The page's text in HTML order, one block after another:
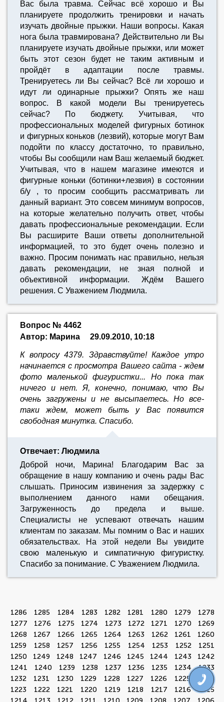
Вас была травма. Сейчас всё хорошо и Вы
планируете продолжить тренировки и начать
изучать двойные прыжки. Наши вопросы. Какая
нога была травмирована? Действительно ли Вы
планируете изучать двойные прыжки, или может
быть этот сезон будет не таким активным и
пройдёт в адаптации после травмы.
Тренируетесь ли Вы сейчас? Всё ли хорошо и
идут ли одинарные прыжки? Опять же наш
вопрос. В какой модели Вы тренируетесь
сейчас? По бюджету. Учитывая, что
профессиональных моделей фигурных ботинок
и фигурных коньков (лезвий), которые могут Вам
подойти по классу достаточно, то правильно,
чтобы Вы сообщили нам Ваш желаемый бюджет.
Учитывая, что в нашем магазине имеются и
фигурные коньки (ботинки+лезвия) в состоянии
б/у , то просим сообщить рассматривать ли
данный вариант. Это совсем минимум вопросов,
на которые желательно получить ответ, чтобы
давать профессиональные рекомендации. Если
Вы расширите Ваши ответы дополнительной
информацией, то это будет очень полезно и
важно. Просим понимать нас правильно, нельзя
давать рекомендации, не зная полной и
объективной информации. Ждём Вашего
решения. С Уважением Людмила.
Вопрос № 4462
Автор: Марина
29.09.2010, 10:18
К вопросу 4379. Здравствуйте! Каждое утро
начинается с просмотра Вашего сайта - ждем
фото маленькой фигуристки... Но пока так
ничего и нет. Я, конечно, понимаю, что Вы
очень загружены и не высыпаетесь. Но все-
таки ждем, может быть у Вас появится
свободная минутка. Спасибо.
Отвечает: Людмила
Доброй ночи, Марина! Благодарим Вас за
обращение в нашу компанию и очень рады Вас
слышать. Приносим извинения за задержку с
выполнением данного нами обещания.
Загруженность до предела и выше.
Специалисты не успевают отвечать нашим
клиентам по заказам. Мы помним о Вас и наших
обязательствах. На этой недели Вы увидите
свою маленькую и симпатичную фигуристку.
Спасибо за понимание. С Уважением Людмила.
1286 1285 1284 1283 1282 1281 1280 1279
1278
1277
1276 1275 1274 1273 1272 1271 1270
1269
1268
1267 1266 1265 1264 1263 1262 1261
1260
1259
1258 1257 1256 1255 1254 1253 1252
1251
1250
1249 1248 1247 1246 1245 1244 1243
1242
1241
1240 1239 1238 1237 1236 1235 1234
1233
1232
1231 1230 1229 1228 1227 1226 1225
1224
1223
1222 1221 1220 1219 1218 1217 1216
1215